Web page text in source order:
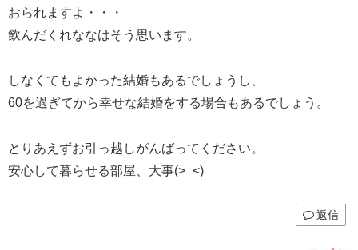
おられますよ・・・
飲んだくれななはそう思います。
しなくてもよかった結婚もあるでしょうし、
60を過ぎてから幸せな結婚をする場合もあるでしょう。
とりあえずお引っ越しがんばってください。
安心して暮らせる部屋、大事(>_<)
返信